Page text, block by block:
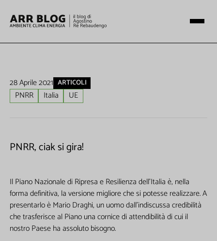
28 Aprile 2021 ARTICOLI
PNRR Italia UE
PNRR, ciak si gira!
Il Piano Nazionale di Ripresa e Resilienza dell’Italia è, nella
forma definitiva, la versione migliore che si potesse realizzare. A
presentarlo è Mario Draghi, un uomo dall’indiscussa credibilità
che trasferisce al Piano una cornice di attendibilità di cui il
nostro Paese ha assoluto bisogno.